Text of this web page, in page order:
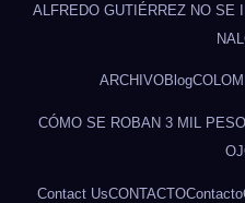
ALFREDO GUTIÉRREZ NO SE
ARCHIVOBlog
CÓMO SE ROBAN 3 MIL
Contact UsCONTACTOContacto